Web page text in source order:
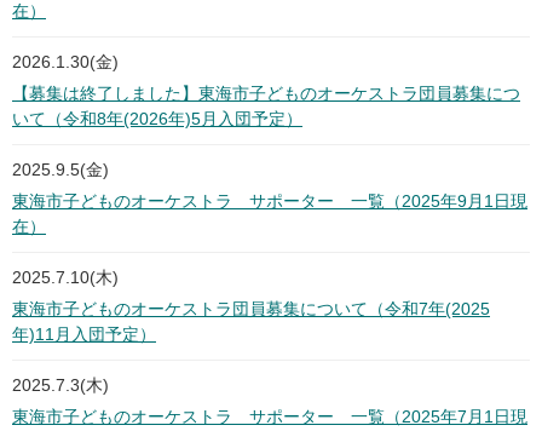
在）
2026.1.30(金)
【募集は終了しました】東海市子どものオーケストラ団員募集につ
いて（令和8年(2026年)5月入団予定）
2025.9.5(金)
東海市子どものオーケストラ サポーター 一覧（2025年9月1日現
在）
2025.7.10(木)
東海市子どものオーケストラ団員募集について（令和7年(2025
年)11月入団予定）
2025.7.3(木)
東海市子どものオーケストラ サポーター 一覧（2025年7月1日現